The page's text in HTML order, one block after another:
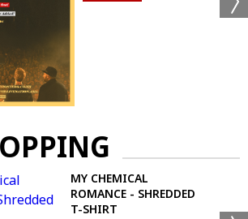
MY CHEMICAL
ROMANCE - SHREDDED
T-SHIRT